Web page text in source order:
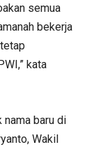
semua
bekerja
kata
nama baru di
Wakil